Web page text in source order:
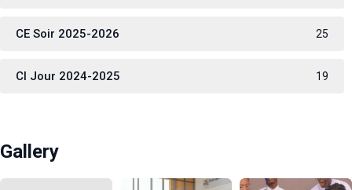
CE Soir 2025-2026 25
CI Jour 2024-2025 19
Gallery